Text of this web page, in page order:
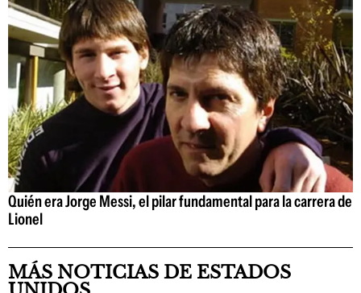
Quién era Jorge Messi, el pilar fundamental para la carrera de
Lionel
MÁS NOTICIAS DE ESTADOS